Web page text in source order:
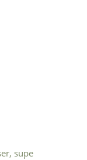
supe